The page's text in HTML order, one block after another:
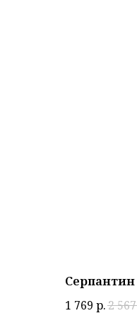
Серпантин
1 769 р.2 567